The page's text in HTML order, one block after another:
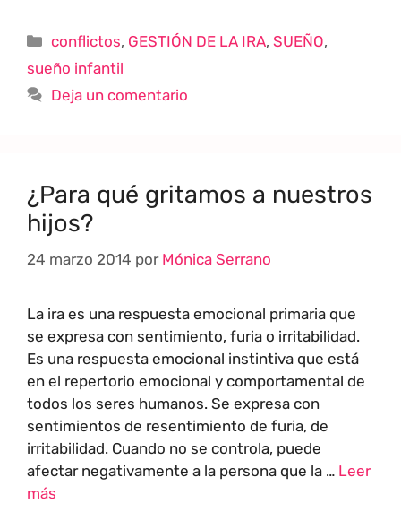
conflictos, GESTIÓN DE LA IRA,SUEÑO,
sueño infantil
Deja un comentario
¿Para qué gritamos a nuestros
hijos?
24 marzo 2014 por Mónica Serrano
La ira es una respuesta emocional primaria que
se expresa con sentimiento, furia o irritabilidad.
Es una respuesta emocional instintiva que está
en el repertorio emocional y comportamental de
todos los seres humanos. Se expresa con
sentimientos de resentimiento de furia, de
irritabilidad. Cuando no se controla, puede
afectar negativamente a la persona que la … Leer
más